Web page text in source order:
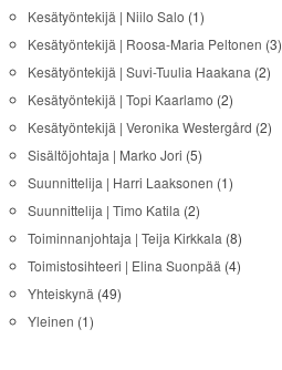
Kesätyöntekijä | Niilo Salo (1)
Kesätyöntekijä | Roosa-Maria Peltonen (3)
Kesätyöntekijä | Suvi-Tuulia Haakana (2)
Kesätyöntekijä | Topi Kaarlamo (2)
Kesätyöntekijä | Veronika Westergård (2)
Sisältöjohtaja | Marko Jori (5)
Suunnittelija | Harri Laaksonen (1)
Suunnittelija | Timo Katila (2)
Toiminnanjohtaja | Teija Kirkkala (8)
Toimistosihteeri | Elina Suonpää (4)
Yhteiskynä (49)
Yleinen (1)